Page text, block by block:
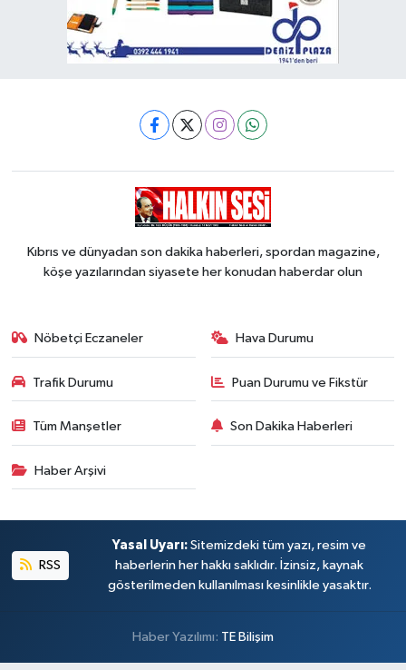
Kıbrıs ve dünyadan son dakika haberleri, spordan magazine,
köşe yazılarından siyasete her konudan haberdar olun
Nöbetçi Eczaneler Hava Durumu
Trafik Durumu Puan Durumu ve Fikstür
Tüm Manşetler Son Dakika Haberleri
Haber Arşivi
RSS
Yasal Uyarı: Sitemizdeki tüm yazı, resim ve
haberlerin her hakkı saklıdır. İzinsiz, kaynak
gösterilmeden kullanılması kesinlikle yasaktır.
Haber Yazılımı: TE Bilişim